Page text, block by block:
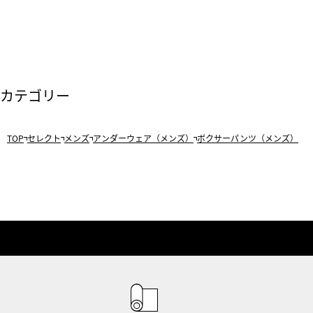
カテゴリー
TOP セレクト メンズ アンダーウェア（メンズ） ボクサーパンツ（メンズ）